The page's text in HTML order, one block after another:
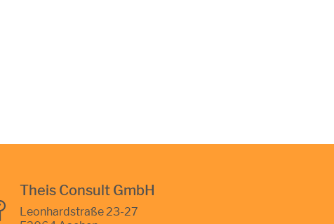
Theis Consult GmbH
Leonhardstraße 23-27